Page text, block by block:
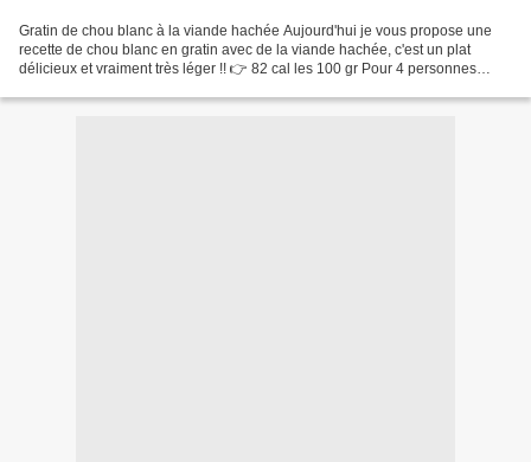
Gratin de chou blanc à la viande hachée Aujourd'hui je vous propose une
recette de chou blanc en gratin avec de la viande hachée, c'est un plat
délicieux et vraiment très léger !! 👉 82 cal les 100 gr Pour 4 personnes